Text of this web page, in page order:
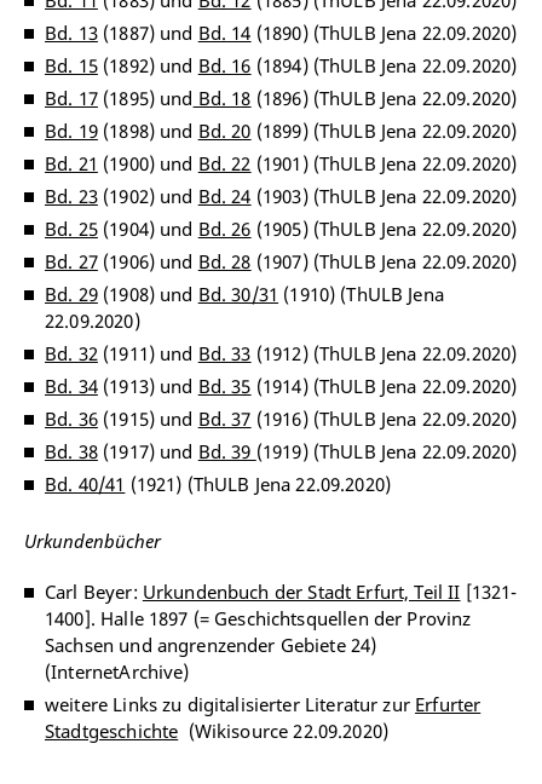
Bd. 13(1887) und Bd. 14 (1890) (ThULB Jena 22.09.2020)
Bd. 15(1892) und Bd. 16 (1894) (ThULB Jena 22.09.2020)
Bd. 17(1895) und Bd. 18 (1896) (ThULB Jena 22.09.2020)
Bd. 19(1898) und Bd. 20 (1899) (ThULB Jena 22.09.2020)
Bd. 21 (1900) und Bd. 22 (1901) (ThULB Jena 22.09.2020)
Bd. 23(1902) und Bd. 24 (1903) (ThULB Jena 22.09.2020)
Bd. 25(1904) und Bd. 26 (1905) (ThULB Jena 22.09.2020)
Bd. 27(1906) und Bd. 28 (1907) (ThULB Jena 22.09.2020)
Bd. 29(1908) und Bd. 30/31 (1910) (ThULB Jena
22.09.2020)
Bd. 32(1911) und Bd. 33 (1912) (ThULB Jena 22.09.2020)
Bd. 34(1913) und Bd. 35 (1914) (ThULB Jena 22.09.2020)
Bd. 36(1915) und Bd. 37 (1916) (ThULB Jena 22.09.2020)
Bd. 38(1917) und Bd. 39 (1919) (ThULB Jena 22.09.2020)
Bd. 40/41 (1921) (ThULB Jena 22.09.2020)
Urkundenbücher
Carl Beyer: Urkundenbuch der Stadt Erfurt, Teil II [1321-
1400]. Halle 1897 (= Geschichtsquellen der Provinz
Sachsen und angrenzender Gebiete 24)
(InternetArchive)
weitere Links zu digitalisierter Literatur zur Erfurter
Stadtgeschichte (Wikisource 22.09.2020)